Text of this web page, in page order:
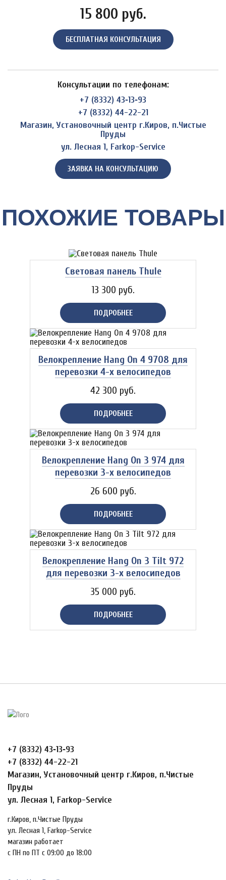
15 800 руб.
БЕСПЛАТНАЯ КОНСУЛЬТАЦИЯ
Консультации по телефонам:
+7 (8332) 43‑13‑93
+7 (8332) 44-22-21
Магазин, Установочный центр г.Киров, п.Чистые
Пруды
ул. Лесная 1, Farkop-Service
ЗАЯВКА НА КОНСУЛЬТАЦИЮ
ПОХОЖИЕ ТОВАРЫ
Световая панель Thule
13 300 руб.
ПОДРОБНЕЕ
Велокрепление Hang On 4 9708 для
перевозки 4-х велосипедов
42 300 руб.
ПОДРОБНЕЕ
Велокрепление Hang On 3 974 для
перевозки 3-х велосипедов
26 600 руб.
ПОДРОБНЕЕ
Велокрепление Hang On 3 Tilt 972
для перевозки 3-х велосипедов
35 000 руб.
ПОДРОБНЕЕ
+7 (8332) 43‑13‑93
+7 (8332) 44-22-21
Магазин, Установочный центр г.Киров, п.Чистые
Пруды
ул. Лесная 1, Farkop-Service
г.Киров, п.Чистые Пруды
ул. Лесная 1, Farkop-Service
магазин работает
с ПН по ПТ с 09:00 до 18:00